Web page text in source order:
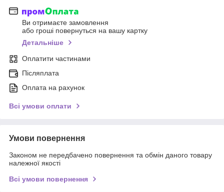
Ви отримаєте замовлення
або гроші повернуться на вашу картку
Детальніше
Оплатити частинами
Післяплата
Оплата на рахунок
Всі умови оплати
Умови повернення
Законом не передбачено повернення та обмін даного товару
належної якості
Всі умови повернення